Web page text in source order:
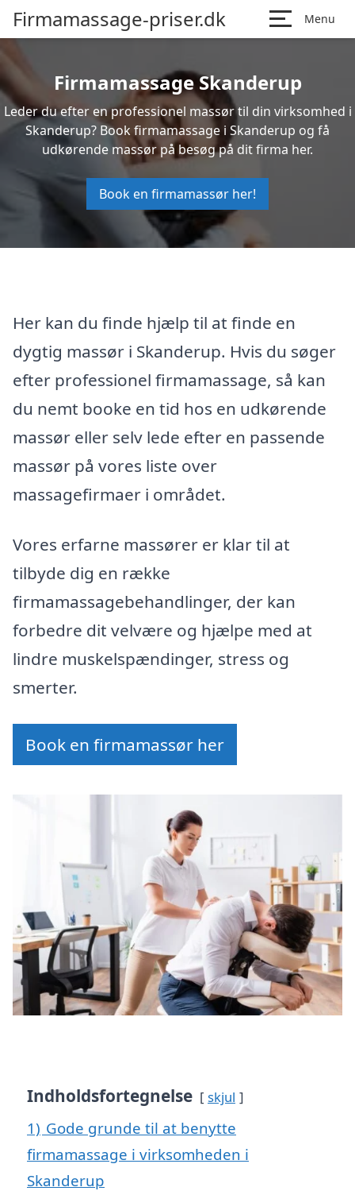
Firmamassage-priser.dk Menu
Firmamassage Skanderup
Leder du efter en professionel massør til din virksomhed i
Skanderup? Book firmamassage i Skanderup og få
udkørende massør på besøg på dit firma her.
Book en firmamassør her!
Her kan du finde hjælp til at finde en
dygtig massør i Skanderup. Hvis du søger
efter professionel firmamassage, så kan
du nemt booke en tid hos en udkørende
massør eller selv lede efter en passende
massør på vores liste over
massagefirmaer i området.
Vores erfarne massører er klar til at
tilbyde dig en række
firmamassagebehandlinger, der kan
forbedre dit velvære og hjælpe med at
lindre muskelspændinger, stress og
smerter.
Book en firmamassør her
Indholdsfortegnelse skjul
1) Gode grunde til at benytte
firmamassage i virksomheden i
Skanderup